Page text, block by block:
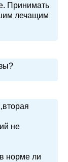
Принимать
лечащим
не
норме ли